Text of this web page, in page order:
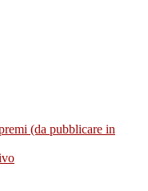
(da pubblicare in